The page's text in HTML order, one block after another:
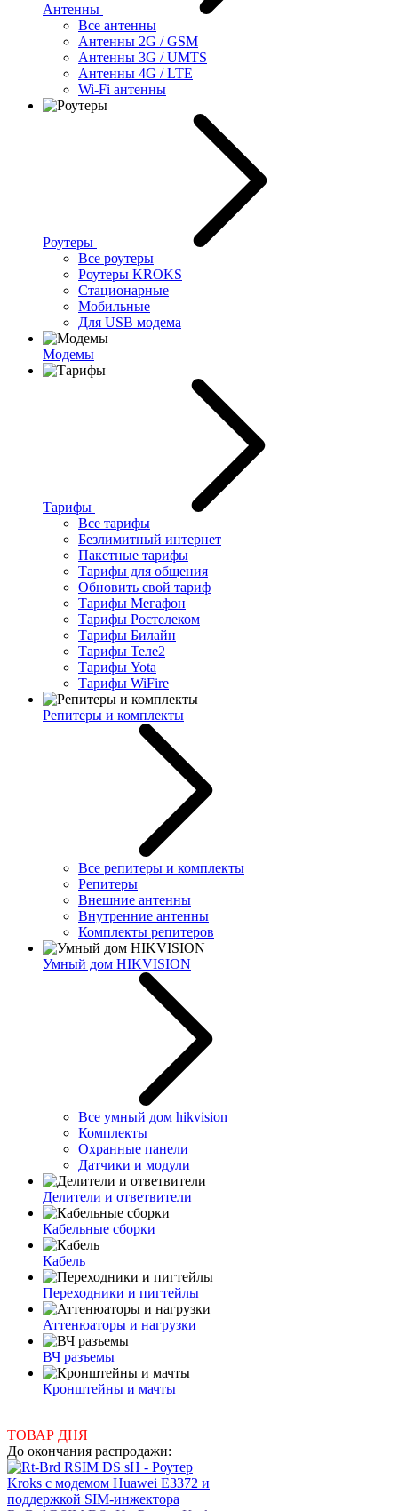
Антенны
Все антенны
Антенны 2G / GSM
Антенны 3G / UMTS
Антенны 4G / LTE
Wi-Fi антенны
Роутеры
Все роутеры
Роутеры KROKS
Стационарные
Мобильные
Для USB модема
Модемы
Тарифы
Все тарифы
Безлимитный интернет
Пакетные тарифы
Тарифы для общения
Обновить свой тариф
Тарифы Мегафон
Тарифы Ростелеком
Тарифы Билайн
Тарифы Теле2
Тарифы Yota
Тарифы WiFire
Репитеры и комплекты
Все репитеры и комплекты
Репитеры
Внешние антенны
Внутренние антенны
Комплекты репитеров
Умный дом HIKVISION
Все умный дом hikvision
Комплекты
Охранные панели
Датчики и модули
Делители и ответвители
Кабельные сборки
Кабель
Переходники и пигтейлы
Аттенюаторы и нагрузки
ВЧ разъемы
Кронштейны и мачты
ТОВАР ДНЯ
До окончания распродажи: